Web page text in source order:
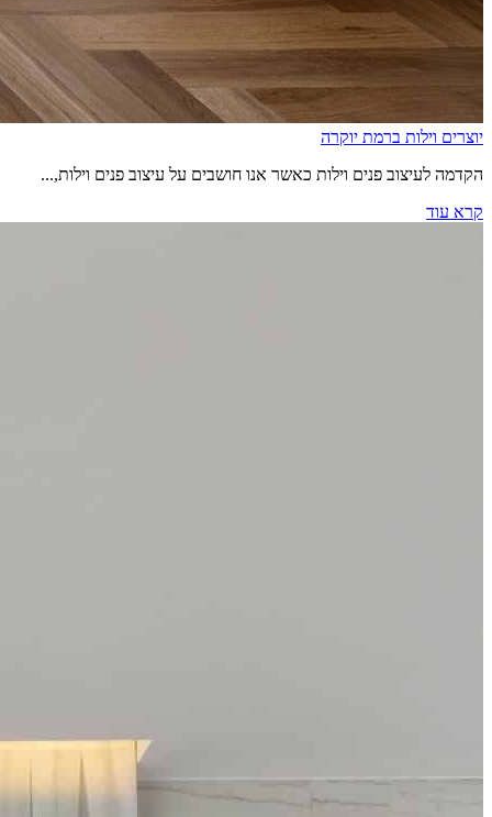
יוצרים וילות ברמת יוקרה
הקדמה לעיצוב פנים וילות כאשר אנו חושבים על עיצוב פנים וילות,...
קרא עוד